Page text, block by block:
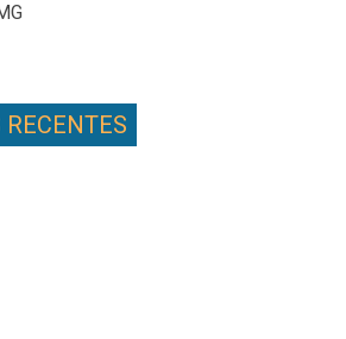
RECENTES